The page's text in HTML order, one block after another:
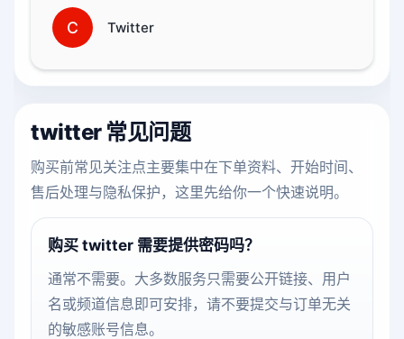
C Twitter
twitter 常见问题
购买前常见关注点主要集中在下单资料、开始时间、
售后处理与隐私保护，这里先给你一个快速说明。
购买 twitter 需要提供密码吗？
通常不需要。大多数服务只需要公开链接、用户
名或频道信息即可安排，请不要提交与订单无关
的敏感账号信息。